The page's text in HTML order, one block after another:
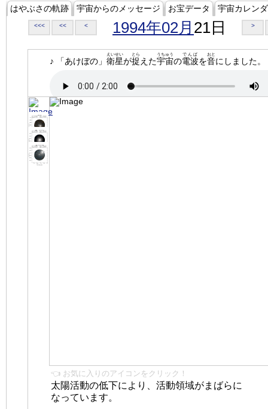
はやぶさの軌跡 宇宙からのメッセージ お宝データ 宇宙カレン
<<< << < 1994年02月 21日 >
♪ 「あけぼの」 衛星
えいせい
が捉
とら
えた宇宙
うちゅう
の電波
でんぱ
を音
おと
にしました。
👈 お気に入りのアイコンをクリック！
太陽活動の低下により、活動領域がまばらに
なっています。